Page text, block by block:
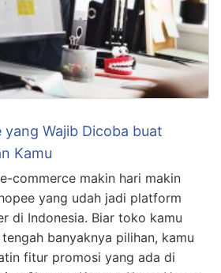
yang Wajib Dicoba buat
Kamu
commerce makin hari makin
yang udah jadi platform
di Indonesia. Biar toko kamu
banyaknya pilihan, kamu
fitur promosi yang ada di